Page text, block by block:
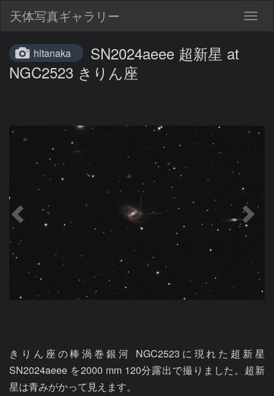
天体写真ギャラリー
hltanaka
SN2024aeee 超新星 at
NGC2523 きりん座
きりん座の棒渦巻銀河 NGC2523に現れた超新星
SN2024aeee を2000 mm 120分露出で撮りました。超新
星は青みがかって見えます。